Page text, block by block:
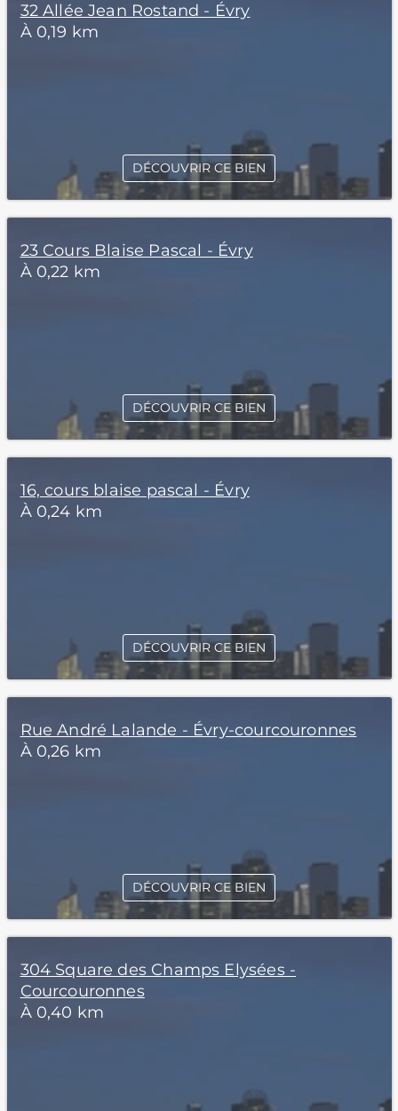
32 Allée Jean Rostand - Évry
À 0,19 km
DÉCOUVRIR CE BIEN
23 Cours Blaise Pascal - Évry
À 0,22 km
DÉCOUVRIR CE BIEN
16, cours blaise pascal - Évry
À 0,24 km
DÉCOUVRIR CE BIEN
Rue André Lalande - Évry-courcouronnes
À 0,26 km
DÉCOUVRIR CE BIEN
304 Square des Champs Elysées -
Courcouronnes
À 0,40 km